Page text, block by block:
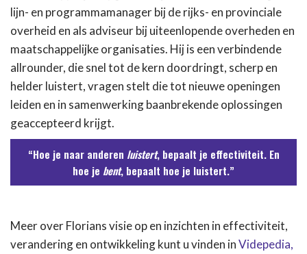
lijn- en programmamanager bij de rijks- en provinciale
overheid en als adviseur bij uiteenlopende overheden en
maatschappelijke organisaties. Hij is een verbindende
allrounder, die snel tot de kern doordringt, scherp en
helder luistert, vragen stelt die tot nieuwe openingen
leiden en in samenwerking baanbrekende oplossingen
geaccepteerd krijgt.
“Hoe je naar anderen luistert, bepaalt je effectiviteit. En
hoe je bent, bepaalt hoe je luistert.”
Meer over Florians visie op en inzichten in effectiviteit,
verandering en ontwikkeling kunt u vinden inVidepedia,